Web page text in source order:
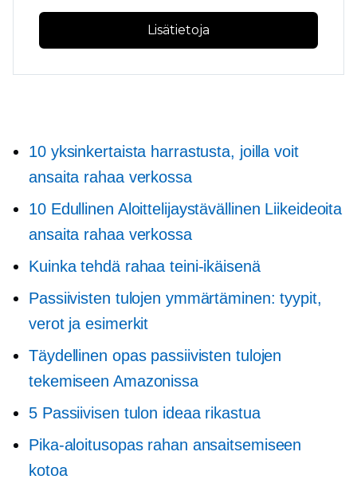
Lisätietoja
10 yksinkertaista harrastusta, joilla voit
ansaita rahaa verkossa
10 Edullinen Aloittelijaystävällinen Liikeideoita
ansaita rahaa verkossa
Kuinka tehdä rahaa teini-ikäisenä
Passiivisten tulojen ymmärtäminen: tyypit,
verot ja esimerkit
Täydellinen opas passiivisten tulojen
tekemiseen Amazonissa
5 Passiivisen tulon ideaa rikastua
Pika-aloitusopas rahan ansaitsemiseen
kotoa